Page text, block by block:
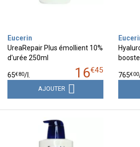
Eucerin
UreaRepair Plus émollient 10%
d'urée 250ml
16€45
65€80/
AJOUTER
765€00